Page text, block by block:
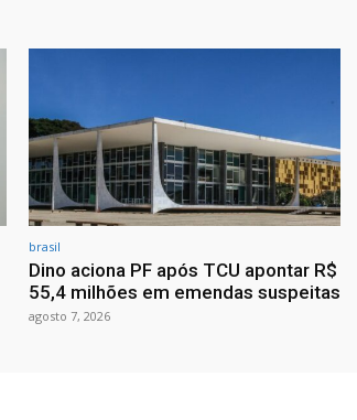
brasil
Dino aciona PF após TCU apontar R$
55,4 milhões em emendas suspeitas
agosto 7, 2026